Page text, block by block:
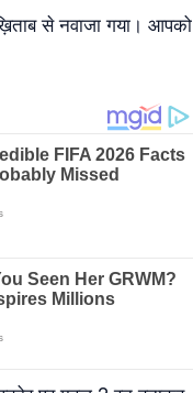
से नवाजा गया। आपको